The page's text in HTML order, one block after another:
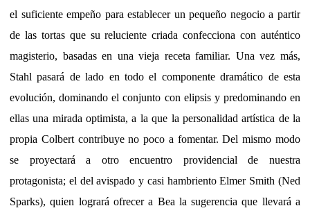
el suficiente empeño para establecer un pequeño negocio a partir
de las tortas que su reluciente criada confecciona con auténtico
magisterio, basadas en una vieja receta familiar. Una vez más,
Stahl pasará de lado en todo el componente dramático de esta
evolución, dominando el conjunto con elipsis y predominando en
ellas una mirada optimista, a la que la personalidad artística de la
propia Colbert contribuye no poco a fomentar. Del mismo modo
se proyectará a otro encuentro providencial de nuestra
protagonista; el del avispado y casi hambriento Elmer Smith (Ned
Sparks), quien logrará ofrecer a Bea la sugerencia que llevará a